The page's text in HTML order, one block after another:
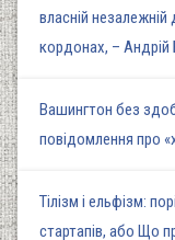
власній
кордонах, – Андрій
Вашингтон без
повідомлення про
Тілізм і ельфізм:
стартапів, або Що